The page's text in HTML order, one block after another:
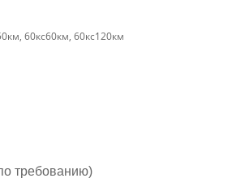
60кс60км, 60кс120км
требованию)